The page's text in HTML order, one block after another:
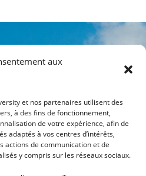
aux
et nos partenaires utilisent des
à des fins de fonctionnement,
de votre expérience, afin de
adaptés à vos centres d’intérêts,
actions de communication et de
y compris sur les réseaux sociaux.
PLAN DU SITE
HLU